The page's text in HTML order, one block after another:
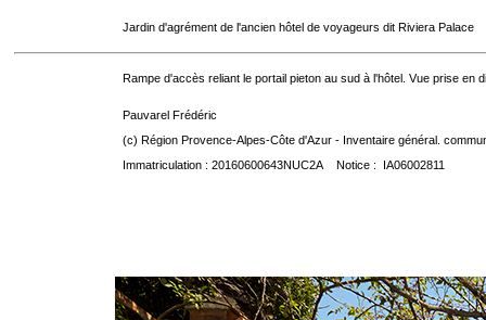
Jardin d'agrément de l'ancien hôtel de voyageurs dit Riviera Palace
Rampe d'accès reliant le portail pieton au sud à l'hôtel. Vue prise en
Pauvarel Frédéric
(c) Région Provence-Alpes-Côte d'Azur - Inventaire général.
Immatriculation : 20160600643NUC2A Notice : IA06002811